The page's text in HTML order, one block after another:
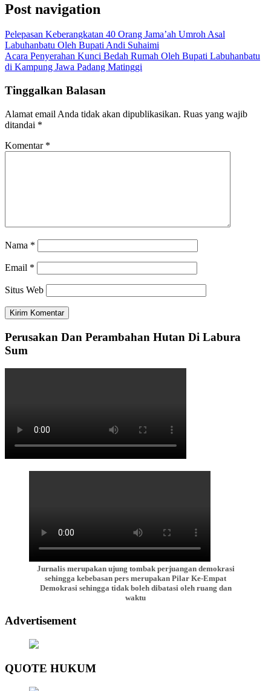
Post navigation
Pelepasan Keberangkatan 40 Orang Jama’ah Umroh Asal
Labuhanbatu Oleh Bupati Andi Suhaimi
Acara Penyerahan Kunci Bedah Rumah Oleh Bupati Labuhanbatu
di Kampung Jawa Padang Matinggi
Tinggalkan Balasan
Alamat email Anda tidak akan dipublikasikan. Ruas yang wajib
ditandai *
Komentar *
Nama *
Email *
Situs Web
Perusakan Dan Perambahan Hutan Di Labura
Sum
Jurnalis merupakan ujung tombak perjuangan demokrasi
sehingga kebebasan pers merupakan Pilar Ke-Empat
Demokrasi sehingga tidak boleh dibatasi oleh ruang dan
waktu
Advertisement
QUOTE HUKUM